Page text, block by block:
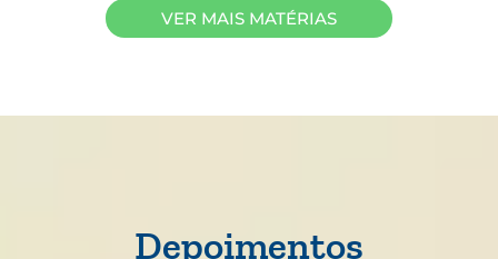
VER MAIS MATÉRIAS
Depoimentos